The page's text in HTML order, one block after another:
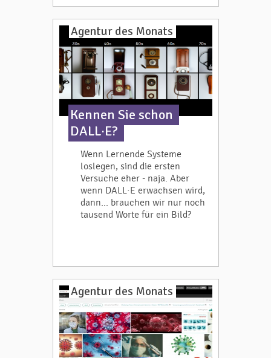
Agentur des Monats
Kennen Sie schon
DALL·E?
Wenn Lernende Systeme
loslegen, sind die ersten
Versuche eher - naja. Aber
wenn DALL·E erwachsen wird,
dann... brauchen wir nur noch
tausend Worte für ein Bild?
Agentur des Monats